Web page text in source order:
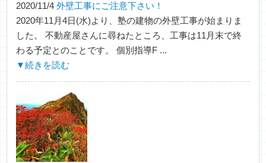
2020/11/4 外壁工事にご注意下さい！
2020年11月4日(水)より、塾の建物の外壁工事が始まりま
した。 不動産屋さんに尋ねたところ、工事は11月末で終
わる予定とのことです。 個別指導F ...
▼続きを読む